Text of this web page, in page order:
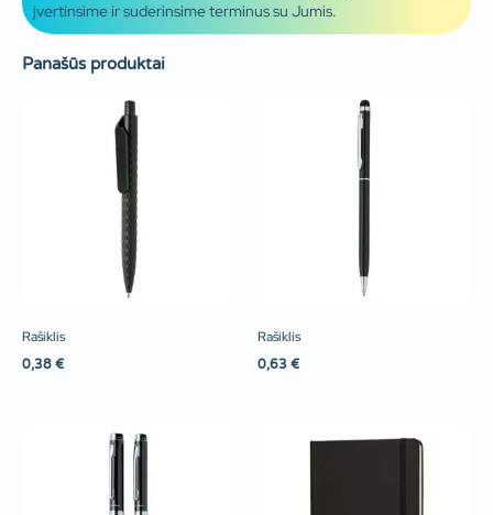
įvertinsime ir suderinsime terminus su Jumis.
Panašūs produktai
Rašiklis
0,38 €
Rašiklis
0,63 €